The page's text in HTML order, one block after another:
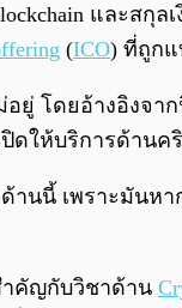
และสกุ
(ICO) ที่ถูกแ
ยู่ โดยอ้างอิงจา
ดให้บริการด้านค
นนี้ เพราะมัน
ำคัญกับวิชาด้าน